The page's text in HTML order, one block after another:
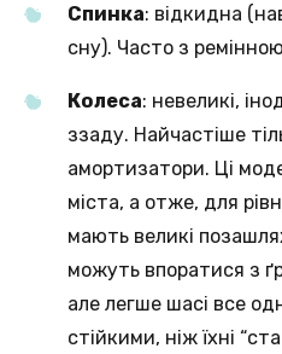
Спинка: відкидна
сну). Часто з
Колеса: невеликі,
ззаду. Найчастіше
амортизатори. Ці
міста, а отже, для
мають великі
можуть впоратися з
але легше шасі все
стійкими, ніж їхні